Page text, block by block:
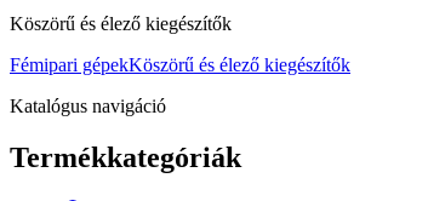
Köszörű és élező kiegészítők
Fémipari gépekKöszörű és élező kiegészítők
Katalógus navigáció
Termékkategóriák